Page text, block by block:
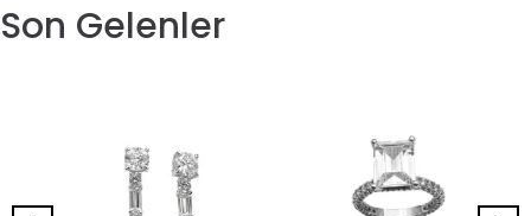
Son Gelenler